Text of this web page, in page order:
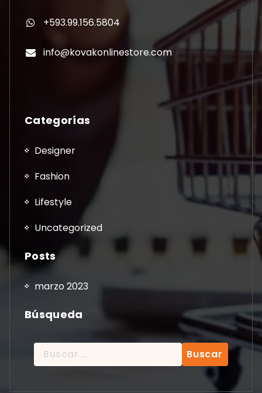
+593.99.156.5804
info@kovakonlinestore.com
Categorías
Designer
Fashion
Lifestyle
Uncategorized
Posts
marzo 2023
Búsqueda
Buscar: